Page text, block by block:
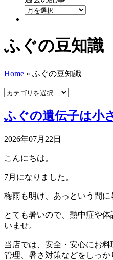
ふぐの豆知識
Home » ふぐの豆知識
ふぐの遺伝子は小
2026年07月22日
こんにちは。
7月になりました。
梅雨も明け、あっという間に
とても暑いので、熱中症や
いませ。
当店では、安全・安心にお
管理、暑さ対策などをしっ